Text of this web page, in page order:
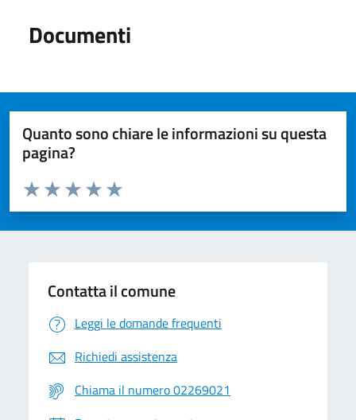
Documenti
Quanto sono chiare le informazioni su questa
pagina?
Valuta da 1 a 5 stelle la pagina
Valuta 5 stelle su 5
Valuta 4 stelle su 5
Valuta 3 stelle su 5
Valuta 2 stelle su 5
Valuta 1 stelle su 5
Contatta il comune
Leggi le domande frequenti
Richiedi assistenza
Chiama il numero 02269021